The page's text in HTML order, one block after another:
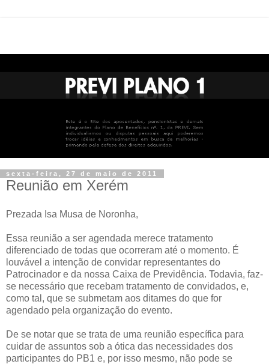
sexta-feira, 27 de maio de 2011
Reunião em Xerém
Prezada Isa Musa de Noronha,
Essa reunião a ser agendada merece tratamento
diferenciado de todas que ocorreram até o momento. É
louvável a intenção de convidar representantes do
Patrocinador e da nossa Caixa de Previdência. Todavia, faz-
se necessário que recebam tratamento de convidados, e,
como tal, que se submetam aos ditames do que for
agendado pela organização do evento.
De se notar que se trata de uma reunião específica para
cuidar de assuntos sob a ótica das necessidades dos
participantes do PB1 e, por isso mesmo, não pode se